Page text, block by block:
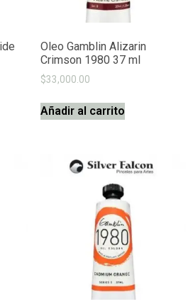
Oleo Gamblin Alizarin
Crimson 1980 37 ml
$33,000.00
Añadir al carrito